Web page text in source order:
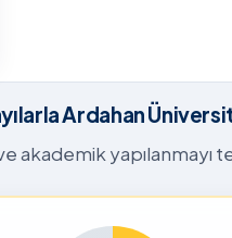
Ardahan
akademik yapılanmayı